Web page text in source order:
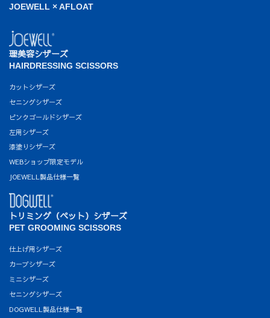
JOEWELL × AFLOAT
理美容シザーズ
HAIRDRESSING SCISSORS
カットシザーズ
セニングシザーズ
ピンクゴールドシザーズ
左用シザーズ
漆塗りシザーズ
WEBショップ限定モデル
JOEWELL製品仕様一覧
トリミング（ペット）シザーズ
PET GROOMING SCISSORS
仕上げ用シザーズ
カーブシザーズ
ミニシザーズ
セニングシザーズ
DOGWELL製品仕様一覧